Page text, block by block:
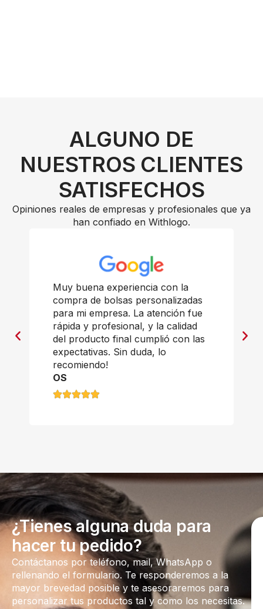
ALGUNO DE
NUESTROS CLIENTES
SATISFECHOS
Opiniones reales de empresas y profesionales que ya
han confiado en Withlogo.
Muy buena experiencia con la
compra de bolsas personalizadas
para mi empresa. La atención fue
rápida y profesional, y la calidad
del producto final cumplió con las
expectativas. Sin duda, lo
recomiendo!
OS
¿Tienes alguna duda para
hacer tu pedido?
Contáctanos por teléfono, mail, WhatsApp o
rellenando el formulario. Te responderemos a la
mayor brevedad posible y te asesoraremos para
personalizar tus productos tal y como los necesitas.